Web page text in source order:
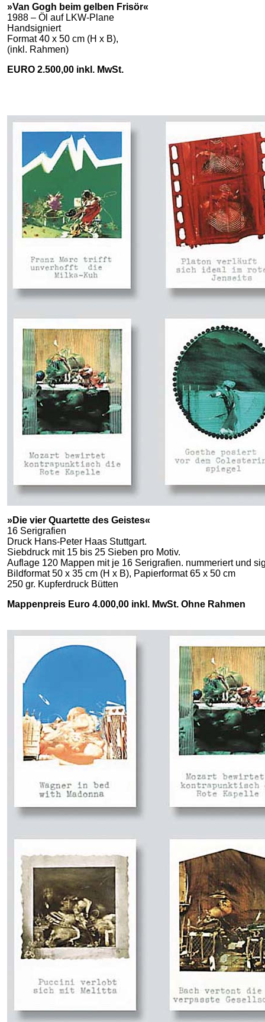
»Van Gogh beim gelben Frisör«
1988 – Öl auf LKW-Plane
Handsigniert
Format 40 x 50 cm (H x B),
(inkl. Rahmen)
EURO 2.500,00 inkl. MwSt.
»Die vier Quartette des Geistes«
16 Serigrafien
Druck Hans-Peter Haas Stuttgart.
Siebdruck mit 15 bis 25 Sieben pro Motiv.
Auflage 120 Mappen mit je 16 Serigrafien. nummeriert und
Bildformat 50 x 35 cm (H x B), Papierformat 65 x 50 cm
250 gr. Kupferdruck Bütten
Mappenpreis Euro 4.000,00 inkl. MwSt. Ohne Rahmen